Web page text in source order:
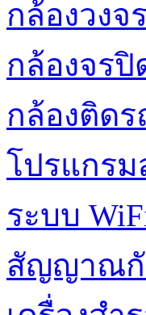
กล้องวงจ
กล้องจรปิ
กล้องติด
โปรแกร
ระบบ
สัญญาณกั